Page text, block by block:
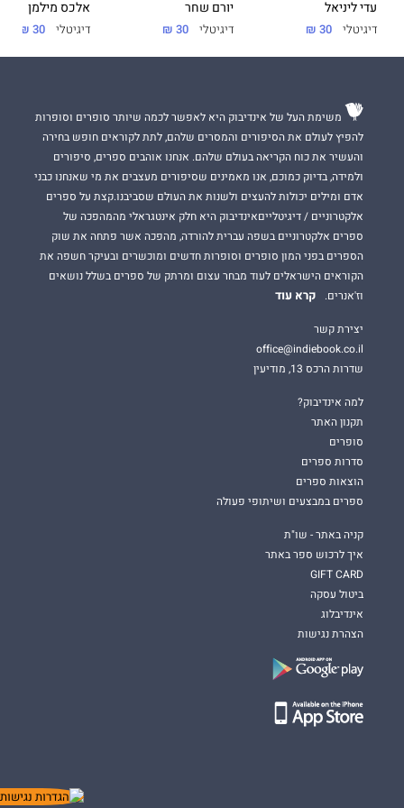
עם הקהילה לכל אורך הדרך.
עדי ליניאל
דיגיטלי 30 ₪
יורם שחר
דיגיטלי 30 ₪
אלכס מילמן
דיגיטלי 30 ₪
משימת העל של אינדיבוק היא לאפשר לכמה שיותר סופרים וסופרות
להפיץ לעולם את הסיפורים והמסרים שלהם, לתת לקוראים חופש בחירה
והעשיר את כוח הקריאה בעולם שלהם. אנחנו אוהבים ספרים, סיפורים
ולמידה, בדיוק כמוכם, אנו מאמינים שסיפורים מעצבים את מי שאנחנו כבני
אדם ומילים יכולות להעצים ולשנות את העולם שסביבנו.קצת על ספרים
אלקטרוניים / דיגיטלייםאינדיבוק היא חלק אינטגראלי מהמהפכה של
ספרים אלקטרוניים בשפה עברית להורדה, מהפכה אשר פתחה את שוק
הספרים בפני המון סופרים וסופרות חדשים ומוכשרים ובעיקר חשפה את
הקוראים הישראלים לעוד מבחר עצום ומרתק של ספרים בשלל נושאים
וז'אנרים.
קרא עוד
יצירת קשר
office@indiebook.co.il
שדרות הרכס 13, מודיעין
למה אינדיבוק?
תקנון האתר
סופרים
סדרות ספרים
הוצאות ספרים
ספרים במבצעים ושיתופי פעולה
קניה באתר - שו"ת
איך לרכוש ספר באתר
GIFT CARD
ביטול עסקה
אינדיבלוג
הצהרת נגישות